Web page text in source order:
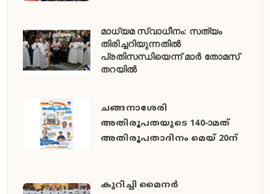
മാധ്യമ സ്വാധീനം: സത്യം
തിരിച്ചറിയുന്നതിൽ
പ്രതിസന്ധിയെന്ന് മാർ തോമസ്
തറയിൽ
ചങ്ങനാശേരി
അതിരൂപതയുടെ 140-ാമത്
അതിരൂപതാദിനം മെയ് 20ന്
കുറിച്ചി മൈനർ